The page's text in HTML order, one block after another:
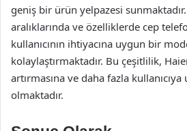
geniş bir ürün yelpazesi
aralıklarında ve özelliklerde cep
kullanıcının ihtiyacına uygun bir
kolaylaştırmaktadır. Bu çeşitlilik,
artırmasına ve daha fazla kullanıcıya
olmaktadır.